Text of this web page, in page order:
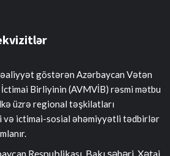
göstərən Azərbaycan Vətən
Birliyinin (AVMVİB) rəsmi mətbu
üzrə regional təşkilatları
və ictimai-sosial əhəmiyyətli tədbirlər
Respublikası, Bakı şəhəri, Xətai